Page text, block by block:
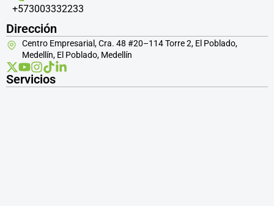
+573003332233
Dirección
Centro Empresarial, Cra. 48 #20–114 Torre 2, El Poblado,
Medellín, El Poblado, Medellín
Servicios